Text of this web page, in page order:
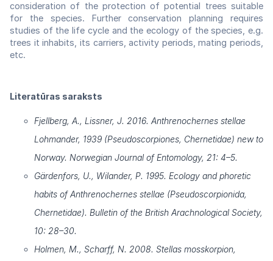
consideration of the protection of potential trees suitable
for the species. Further conservation planning requires
studies of the life cycle and the ecology of the species, e.g.
trees it inhabits, its carriers, activity periods, mating periods,
etc.
Literatūras saraksts
Fjellberg, A., Lissner, J. 2016. Anthrenochernes stellae
Lohmander, 1939 (Pseudoscorpiones, Chernetidae) new to
Norway. Norwegian Journal of Entomology, 21: 4–5.
Gärdenfors, U., Wilander, P. 1995. Ecology and phoretic
habits of Anthrenochernes stellae (Pseudoscorpionida,
Chernetidae). Bulletin of the British Arachnological Society,
10: 28–30.
Holmen, M., Scharff, N. 2008. Stellas mosskorpion,